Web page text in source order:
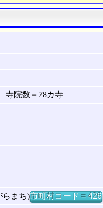
寺院数＝78カ寺
らまち)市町村コード = 426